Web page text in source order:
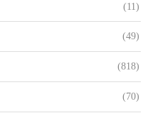
(11)
(49)
(818)
(70)